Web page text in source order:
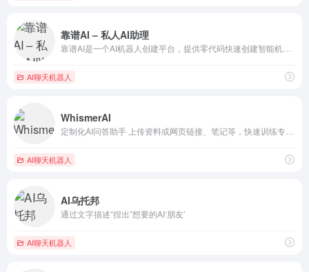
靠谱AI – 私人AI助理
AI聊天机器人
WhismerAI
AI聊天机器人
AI乌托邦
通过文字描述“捏出”想要的AI‘朋友’
AI聊天机器人